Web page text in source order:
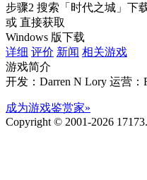
步骤2 搜索 「时代之城」 下
或 直接获取
Windows 版下载
详细 评价 新闻 相关游戏
游戏简介
开发：Darren N Lory 运营：
成为游戏鉴赏家»
Copyright © 2001-2026